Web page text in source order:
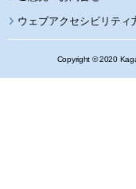
ウェブアクセシビリティ
Copyright © 2020